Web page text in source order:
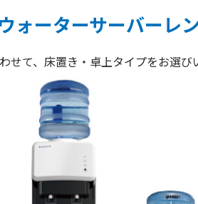
ォーターサーバーレ
せて、床置き・卓上タイプをお選び